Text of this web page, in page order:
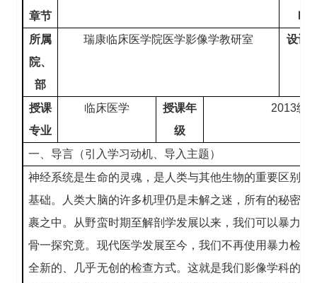
章节
所属
院、
部
瑞康临床医学院医学影像学教研室 设计
授课
专业
临床医学
授课年
级
2013级
一、导言（引入学习动机、导入主题）
神经系统是生命的灵魂，是人类与其他生物的重要区别所
基础。人类大脑的许多机理仍是未解之迷，所有的秘密都
裹之中。从野蛮时期至解剖学发展以来，我们可以暴力或
骨一探究竟。现代医学发展至今，我们不再使用暴力检查
全新的、几乎无创的检查方式。这就是我们影像学科的本